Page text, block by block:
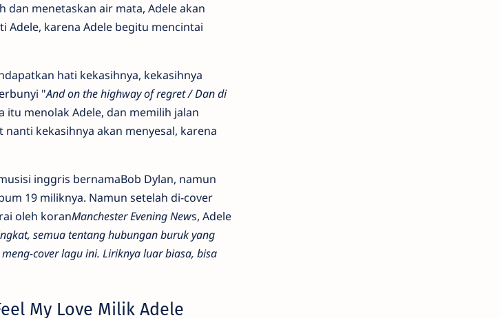
dan menetaskan air mata, Adele akan
Adele, karena Adele begitu mencintai
hati kekasihnya, kekasihnya
"And on the highway of regret / Dan di
itu menolak Adele, dan memilih jalan
kekasihnya akan menyesal, karena
inggris bernamaBob Dylan, namun
19 miliknya. Namun setelah di-cover
oleh koranManchester Evening News, Adele
semua tentang hubungan buruk yang
cover lagu ini. Liriknya luar biasa, bisa
My Love Milik Adele